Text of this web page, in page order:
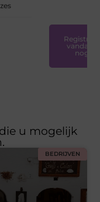
Registreer
vandaag
nog
die u mogelijk
BEDRIJVEN